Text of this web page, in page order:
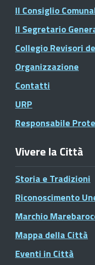
Il Consiglio
Il Segretario
Collegio Revisori
Organizzazione
Contatti
URP
Responsabile
Vivere la Città
Storia e Tradizioni
Riconoscimento
Marchio
Mappa della Città
Eventi in Città